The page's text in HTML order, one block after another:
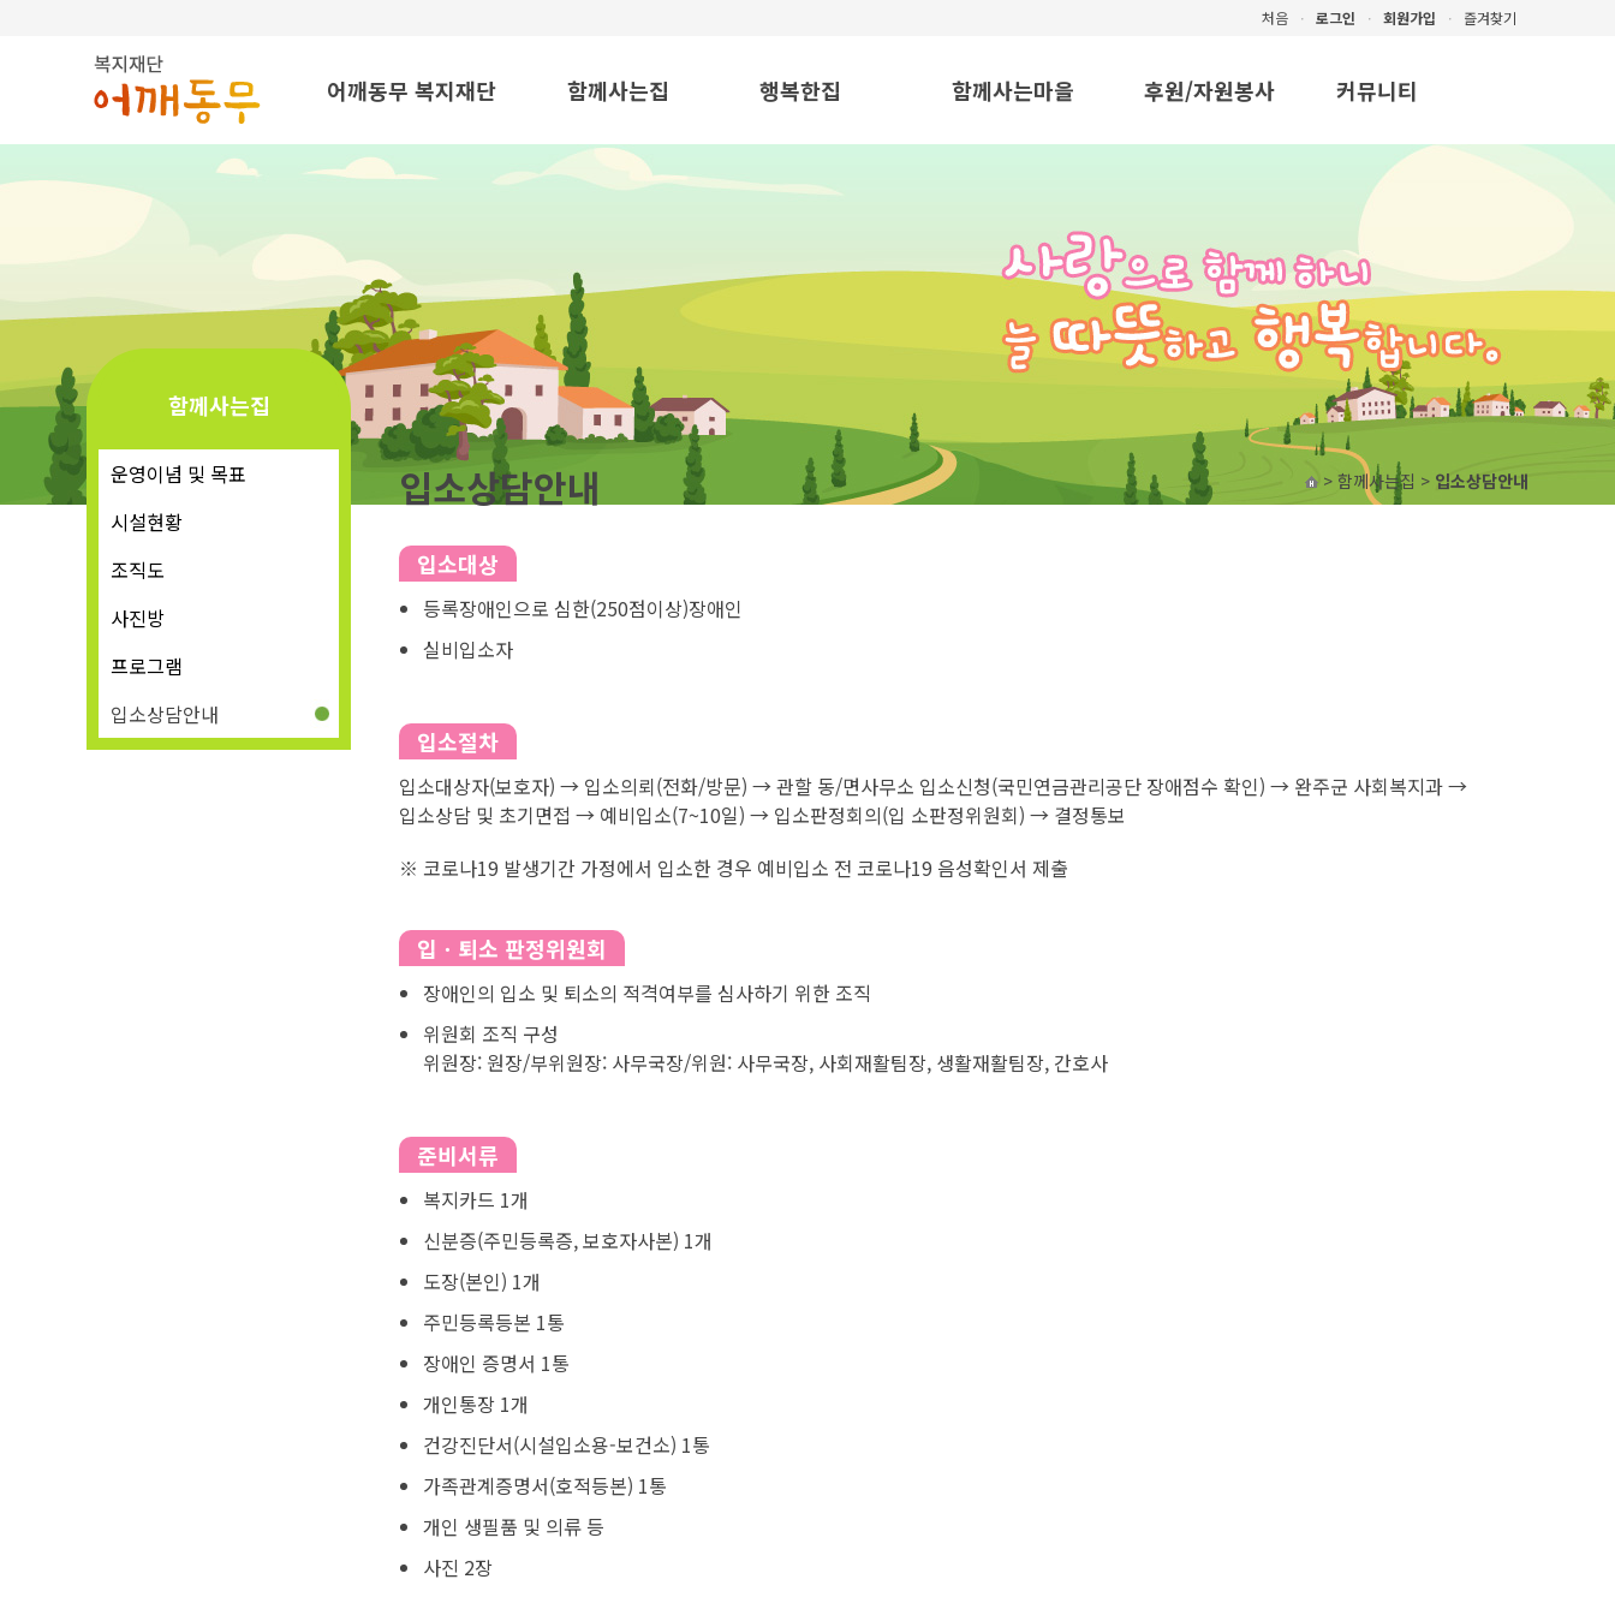
처음 ㆍ 로그인 ㆍ 회원가입 ㆍ 즐겨찾기
어깨동무 복지재단
법인소개
조직도
찾아오시는 길
함께사는집
운영이념 및 목표
시설현황
프로그램
입소상담안내
행복한집
시설현황
함께사는마을
프로그램
후원/자원봉사 커뮤니티
공지사항/뉴스
일반자료실
사진자료실
자유게시판
함께사는집
운영이념 및 목표
시설현황
조직도
사진방
프로그램
입소상담안내
입소상담안내 > 함께사는집 > 입소상담안내
입소대상
등록장애인으로 심한(250점이상)장애인
실비입소자
입소절차
입소대상자(보호자) → 입소의뢰(전화/방문) → 관할 동/면사무소 입소신청(국민연금관리공단 장애점수 확인) → 완주군 사회복지과 →
입소상담 및 초기면접 → 예비입소(7~10일) → 입소판정회의(입 소판정위원회) → 결정통보
※ 코로나19 발생기간 가정에서 입소한 경우 예비입소 전 코로나19 음성확인서 제출
입ㆍ퇴소 판정위원회
장애인의 입소 및 퇴소의 적격여부를 심사하기 위한 조직
위원회 조직 구성
위원장: 원장/부위원장: 사무국장/위원: 사무국장, 사회재활팀장, 생활재활팀장, 간호사
준비서류
복지카드 1개
신분증(주민등록증, 보호자사본) 1개
도장(본인) 1개
주민등록등본 1통
장애인 증명서 1통
개인통장 1개
건강진단서(시설입소용-보건소) 1통
가족관계증명서(호적등본) 1통
개인 생필품 및 의류 등
사진 2장